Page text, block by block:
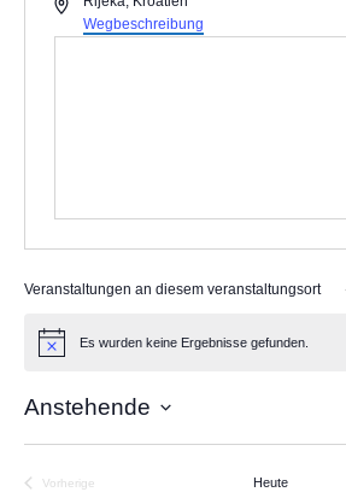
Wegbeschreibung
Veranstaltungen an diesem veranstaltungsort
HinweisEs wurden keine Ergebnisse gefunden.
Anstehende
Vorherige
Heute